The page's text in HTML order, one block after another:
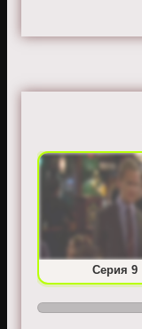
Серия 9